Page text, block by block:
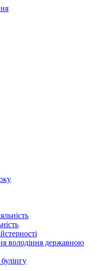
володіння державною